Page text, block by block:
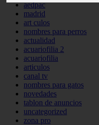
aedpac
madrid
art culos
nombres para perros
actualidad
acuariofilia 2
acuariofilia
articulos
canal tv
nombres para gatos
novedades
tablon de anuncios
uncategorized
zona pro